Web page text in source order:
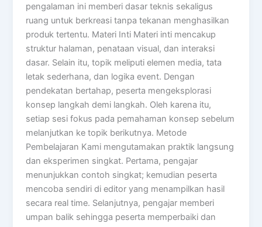
pengalaman ini memberi dasar teknis sekaligus
ruang untuk berkreasi tanpa tekanan menghasilkan
produk tertentu. Materi Inti Materi inti mencakup
struktur halaman, penataan visual, dan interaksi
dasar. Selain itu, topik meliputi elemen media, tata
letak sederhana, dan logika event. Dengan
pendekatan bertahap, peserta mengeksplorasi
konsep langkah demi langkah. Oleh karena itu,
setiap sesi fokus pada pemahaman konsep sebelum
melanjutkan ke topik berikutnya. Metode
Pembelajaran Kami mengutamakan praktik langsung
dan eksperimen singkat. Pertama, pengajar
menunjukkan contoh singkat; kemudian peserta
mencoba sendiri di editor yang menampilkan hasil
secara real time. Selanjutnya, pengajar memberi
umpan balik sehingga peserta memperbaiki dan